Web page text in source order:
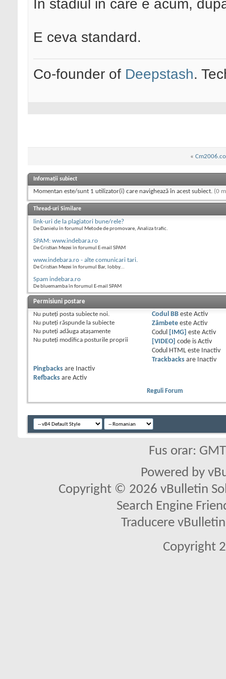
In stadiul in care e acum,
E ceva standard.
Co-founder of Deepstash.
«
Informații subiect
Momentan este/sunt 1 utilizator(i) care navighează în acest subiect. (0
Thread-uri Similare
link-uri de la plagiatori bune/rele?
De Danielu în forumul Metode de promovare, Analiza trafic.
SPAM: www.indebara.ro
De Cristian Mezei în forumul E-mail SPAM
www.indebara.ro - alte comunicari tari.
De Cristian Mezei în forumul Bar, lobby...
Spam indebara.ro
De bluemamba în forumul E-mail SPAM
Permisiuni postare
Nu puteţi posta subiecte noi.
Nu puteţi răspunde la subiecte
Nu puteţi adăuga ataşamente
Nu puteţi modifica posturile proprii
Codul BBeste Activ
Zâmbeteeste Activ
Codul
[IMG] este Activ
[VIDEO] code is Activ
Codul HTML este
Inactiv
Trackbacksare
Inactiv
Pingbacks are
Inactiv
Refbacks are Activ
Reguli Forum
Fus orar:
Powered by
Copyright © 2026 vBulletin
Search Engine
Traducere
Copyright